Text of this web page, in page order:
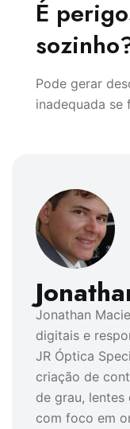
É
Pode gerar
inadequada se
Jonathan
digitais e
JR Óptica
criação de
de grau,
com foco em